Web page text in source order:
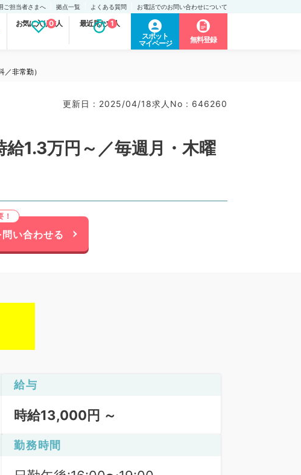
ご担当者さまへ 拠点一覧 よくある質問 お電話でのお問い合わせについて
お気に入り求人
0 最近見た求人
1
スポット
マイページ
無料登録
非常勤）
更新日 : 2025/04/18求人No : 646260
1.3万円～／毎週月・木曜
い合わせる
給与
時給13,000円 ～
勤務時間